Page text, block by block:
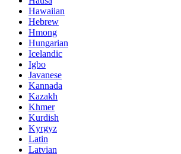
Hawaiian
Hebrew
Hmong
Hungarian
Icelandic
Igbo
Javanese
Kannada
Kazakh
Khmer
Kurdish
Kyrgyz
Latin
Latvian